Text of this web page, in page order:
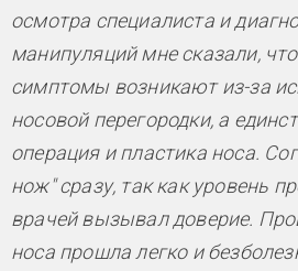
осмотра специалиста и
манипуляций мне сказали,
симптомы возникают из-за
носовой перегородки, а
операция и пластика носа.
нож" сразу, так как уровень
врачей вызывал доверие.
носа прошла легко и